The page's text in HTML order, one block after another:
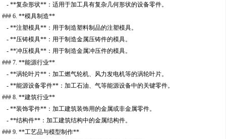
- **复杂形状**：适用于加工具有复杂几何形状的设备零件。
### 6. **模具制造**
- **注塑模具**：用于制造塑料制品的注塑模具。
- **压铸模具**：用于制造金属压铸件的模具。
- **冲压模具**：用于制造金属冲压件的模具。
### 7. **能源行业**
- **涡轮叶片**：加工燃气轮机、风力发电机等的涡轮叶片。
- **能源设备零件**：加工石油、气等能源设备中的关键零件。
### 8. **建筑行业**
- **装饰零件**：加工建筑装饰用的金属或非金属零件。
- **结构件**：加工建筑结构中的金属结构件。
### 9. **工艺品与模型制作**